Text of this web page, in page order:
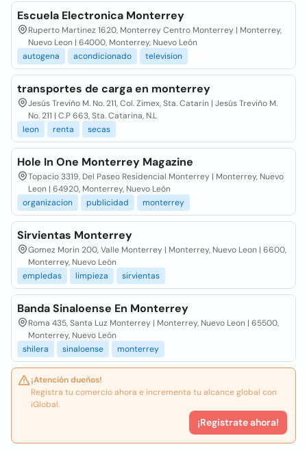
Escuela Electronica Monterrey
Ruperto Martinez 1620, Monterrey Centro Monterrey | Monterrey,
Nuevo Leon | 64000, Monterrey, Nuevo León
autogena
acondicionado television
transportes de carga en monterrey
Jesús Treviño M. No. 211, Col. Zimex, Sta. Catarin | Jesús Treviño M.
No. 211 | C.P 663, Sta. Catarina, N.L
leon
renta secas
Hole In One Monterrey Magazine
Topacio 3319, Del Paseo Residencial Monterrey | Monterrey, Nuevo
Leon | 64920, Monterrey, Nuevo León
organizacion
publicidad monterrey
Sirvientas Monterrey
Gomez Morin 200, Valle Monterrey | Monterrey, Nuevo Leon | 6600,
Monterrey, Nuevo León
empledas
limpieza sirvientas
Banda Sinaloense En Monterrey
Roma 435, Santa Luz Monterrey | Monterrey, Nuevo Leon | 65500,
Monterrey, Nuevo León
shilera
sinaloense monterrey
¡Atención dueños!
Registra tu comercio ahora e incrementa tu alcance global con
iGlobal.
¡Registrate ahora!